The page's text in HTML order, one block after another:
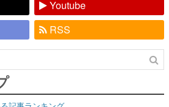
記事ランキング